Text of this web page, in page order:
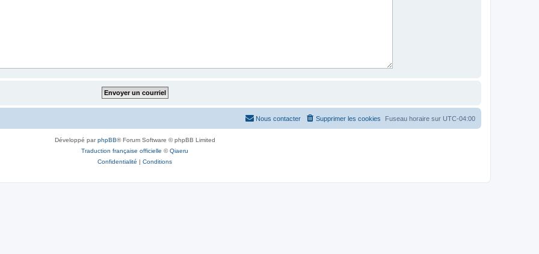
Fuseau horaire sur UTC-04:00
Supprimer les cookies
Nous contacter
Développé parphpBB® Forum Software © phpBB Limited
Traduction française officielle ©Qiaeru
Confidentialité | Conditions